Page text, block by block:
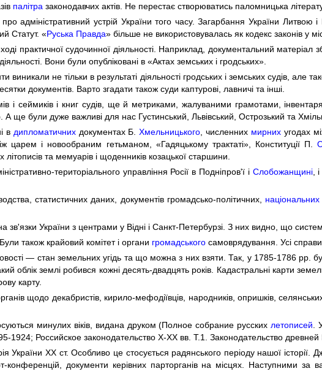
палітра законодавчих актів. Не перестає створюватись паломницька
адміністративний устрій України того часу. Загарбання України
Статут. «Руська Правда» більше не використовувалась як кодекс законів у
практичної судочинної діяльності. Наприклад, документальний матеріал
Вони були опубліковані в «Актах земських і гродських».
не тільки в результаті діяльності гродських і земських судів, але
документів. Варто згадати також суди каптурові, лавничі та інші.
і сеймиків і книг судів, ще й метриками, жалуваними грамотами,
ще були дуже важливі для нас Густинський, Львівський, Острозький та
в дипломатичнихдокументах Б.Хмельницького , численних мирнихугодах
царем і новообраним гетьманом, «Гадяцькому трактаті», Конституції П.
літописів та мемуарів і щоденників козацької старшини.
територіального управління Росії в Подніпров'ї і Слобожанщині,
статистичних даних, документів громадсько-політичних, національних
зв'язки України з центрами у Відні і Санкт-Петербурзі. З них видно, що
також крайовий комітет і органи громадського самоврядування. Усі
— стан земельних угідь та що можна з них взяти. Так, у 1785-1786 pp.
облік землі робився кожні десять-двадцять років. Кадастральні карти
карту.
щодо декабристів, кирило-мефодіївців, народників, опришків, селянських
минулих віків, видана друком (Полное собрание русских летописей .
1924; Российское законодательство Х-ХХ вв. Т.1. Законодательство
України XX ст. Особливо це стосується радянського періоду нашої історії.
документи керівних парторганів на місцях. Наступними за